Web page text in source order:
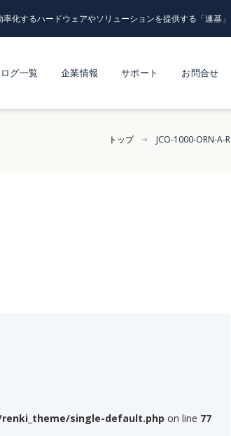
化するハードウェアやソリューションを提供する「連基」
グ一覧 企業情報 サポート お問合せ
トップ JCO-1000-ORN-A-R
single-default.php on line 77